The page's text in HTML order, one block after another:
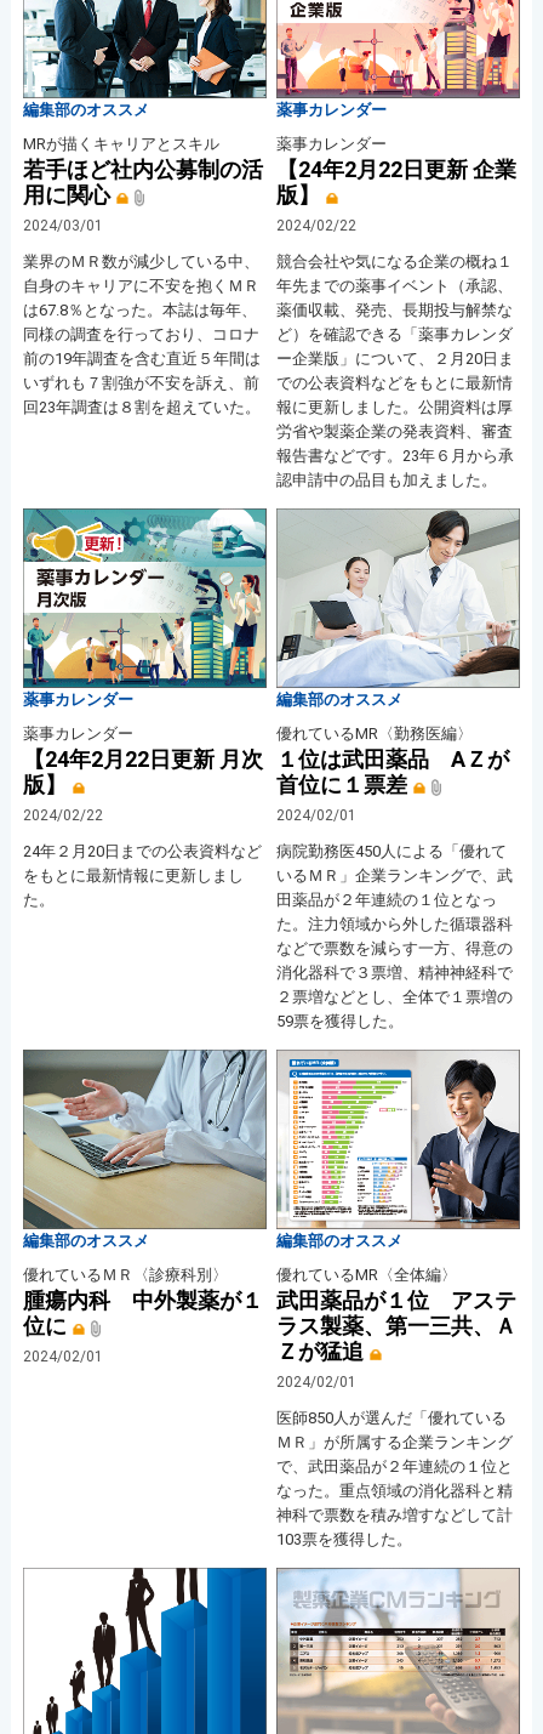
編集部のオススメ
MRが描くキャリアとスキル
若手ほど社内公募制の活
用に関心
2024/03/01
業界のＭＲ数が減少している中、
自身のキャリアに不安を抱くＭＲ
は67.8％となった。本誌は毎年、
同様の調査を行っており、コロナ
前の19年調査を含む直近５年間は
いずれも７割強が不安を訴え、前
回23年調査は８割を超えていた。
薬事カレンダー
薬事カレンダー
【24年2月22日更新 企業
版】
2024/02/22
競合会社や気になる企業の概ね１
年先までの薬事イベント（承認、
薬価収載、発売、長期投与解禁な
ど）を確認できる「薬事カレンダ
ー企業版」について、２月20日ま
での公表資料などをもとに最新情
報に更新しました。公開資料は厚
労省や製薬企業の発表資料、審査
報告書などです。23年６月から承
認申請中の品目も加えました。
薬事カレンダー
薬事カレンダー
【24年2月22日更新 月次
版】
2024/02/22
24年２月20日までの公表資料など
をもとに最新情報に更新しまし
た。
編集部のオススメ
優れているMR〈勤務医編〉
１位は武田薬品 AＺが
首位に１票差
2024/02/01
病院勤務医450人による「優れて
いるＭＲ」企業ランキングで、武
田薬品が２年連続の１位となっ
た。注力領域から外した循環器科
などで票数を減らす一方、得意の
消化器科で３票増、精神神経科で
２票増などとし、全体で１票増の
59票を獲得した。
編集部のオススメ
優れているＭＲ〈診療科別〉
腫瘍内科 中外製薬が１
位に
2024/02/01
編集部のオススメ
優れているMR〈全体編〉
武田薬品が１位 アステ
ラス製薬、第一三共、Ａ
Ｚが猛追
2024/02/01
医師850人が選んだ「優れている
ＭＲ」が所属する企業ランキング
で、武田薬品が２年連続の１位と
なった。重点領域の消化器科と精
神科で票数を積み増すなどして計
103票を獲得した。